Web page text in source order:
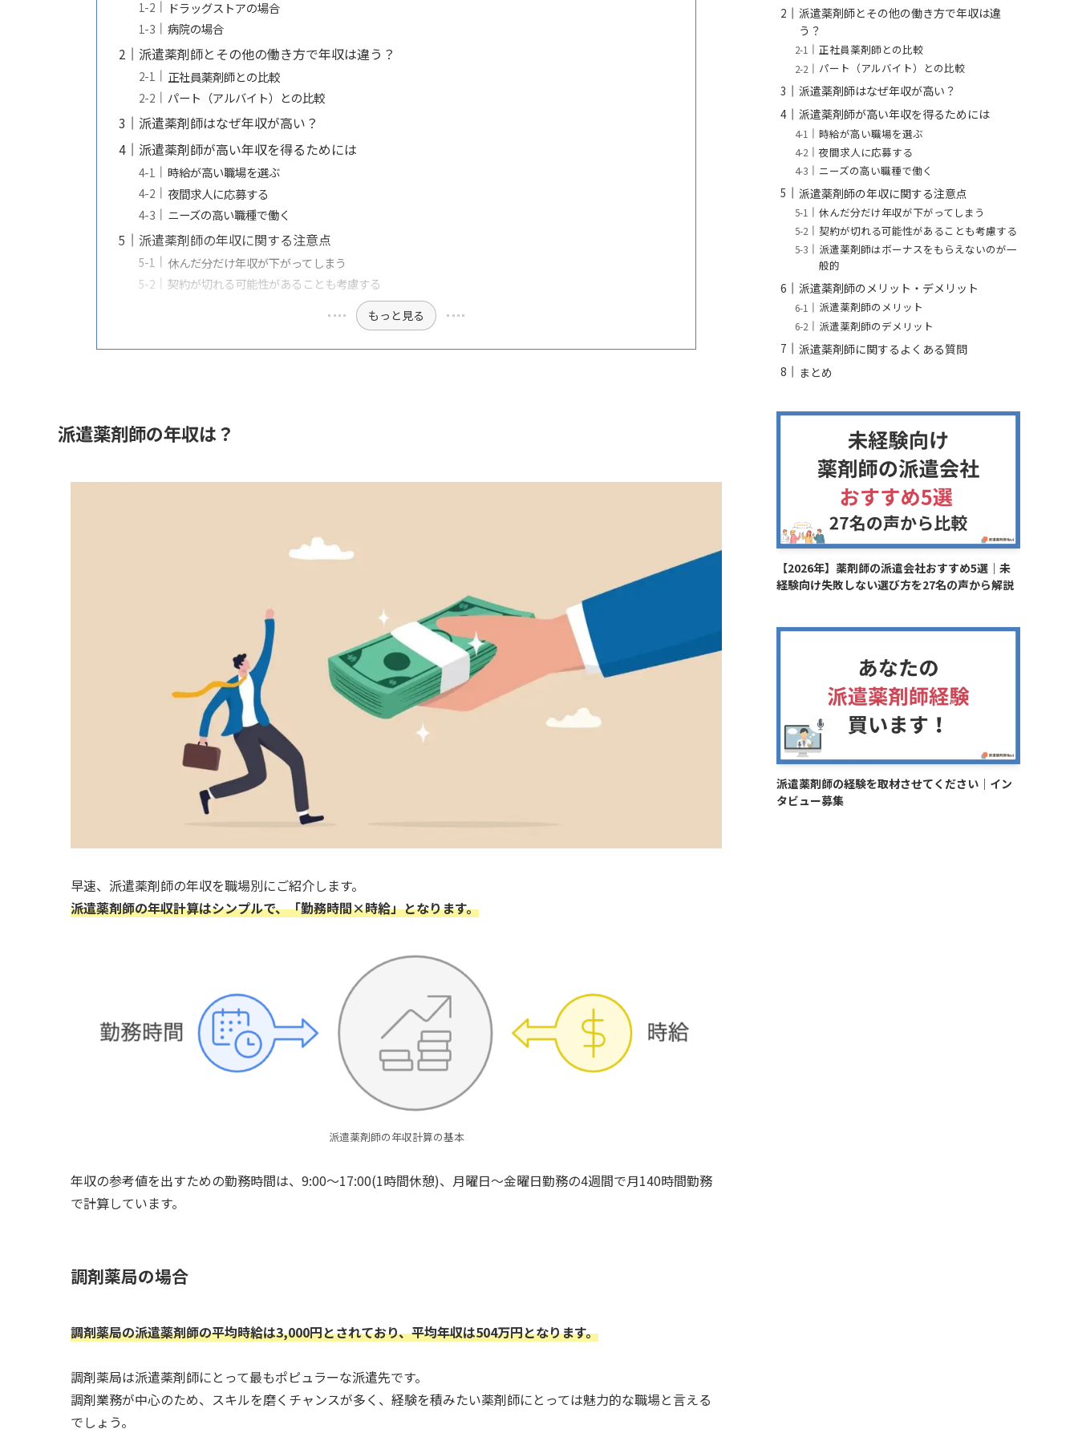
ドラッグストアの場合
病院の場合
派遣薬剤師とその他の働き方で年収は違う？
正社員薬剤師との比較
パート（アルバイト）との比較
派遣薬剤師はなぜ年収が高い？
派遣薬剤師が高い年収を得るためには
時給が高い職場を選ぶ
夜間求人に応募する
ニーズの高い職種で働く
派遣薬剤師の年収に関する注意点
休んだ分だけ年収が下がってしまう
契約が切れる可能性があることも考慮する
もっと見る
派遣薬剤師の年収は？
早速、派遣薬剤師の年収を職場別にご紹介します。
派遣薬剤師の年収計算はシンプルで、「勤務時間×時給」となります。
派遣薬剤師の年収計算の基本
年収の参考値を出すための勤務時間は、9:00～17:00(1時間休憩)、月曜日～金曜日勤務の4週間で月140時間勤務
で計算しています。
調剤薬局の場合
調剤薬局の派遣薬剤師の平均時給は3,000円とされており、平均年収は504万円となります。
調剤薬局は派遣薬剤師にとって最もポピュラーな派遣先です。
調剤業務が中心のため、スキルを磨くチャンスが多く、経験を積みたい薬剤師にとっては魅力的な職場と言える
でしょう。
派遣薬剤師とその他の働き方で年収は違
う？
正社員薬剤師との比較
パート（アルバイト）との比較
派遣薬剤師はなぜ年収が高い？
派遣薬剤師が高い年収を得るためには
時給が高い職場を選ぶ
夜間求人に応募する
ニーズの高い職種で働く
派遣薬剤師の年収に関する注意点
休んだ分だけ年収が下がってしまう
契約が切れる可能性があることも考慮する
派遣薬剤師はボーナスをもらえないのが一
般的
派遣薬剤師のメリット・デメリット
派遣薬剤師のメリット
派遣薬剤師のデメリット
派遣薬剤師に関するよくある質問
まとめ
【2026年】薬剤師の派遣会社おすすめ5選｜未
経験向け失敗しない選び方を27名の声から解説
派遣薬剤師の経験を取材させてください｜イン
タビュー募集